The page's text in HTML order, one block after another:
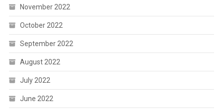
November 2022
October 2022
September 2022
August 2022
July 2022
June 2022